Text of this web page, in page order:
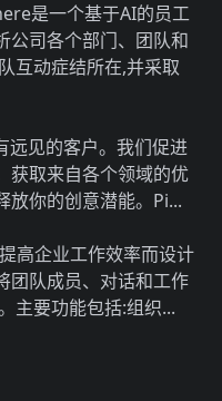
是一个基于AI的员工
公司各个部门、团队和
互动症结所在,并采取
远见的客户。我们促进
获取来自各个领域的优
放你的创意潜能。Pi...
高企业工作效率而设计
团队成员、对话和工作
主要功能包括:组织...